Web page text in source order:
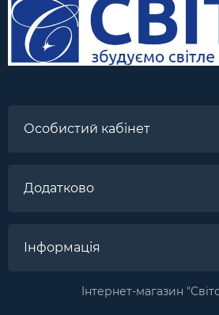
Особистий кабінет
Додатково
Інформація
Інтернет-магазин